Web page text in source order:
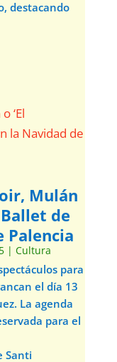
destacando
Mulán
Ballet de
Palencia
| Cultura
para
el día 13
La agenda
para el
Santi